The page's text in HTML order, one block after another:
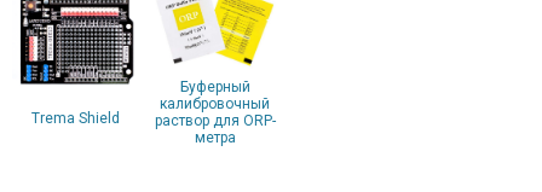
Trema Shield
Буферный
калибровочный
раствор для ORP-
метра